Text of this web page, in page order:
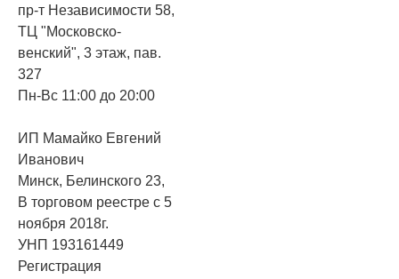
пр-т Независимости 58,
ТЦ "Московско-
венский", 3 этаж, пав.
327
Пн-Вс 11:00 до 20:00
ИП Мамайко Евгений
Иванович
Минск, Белинского 23,
В торговом реестре с 5
ноября 2018г.
УНП 193161449
Регистрация